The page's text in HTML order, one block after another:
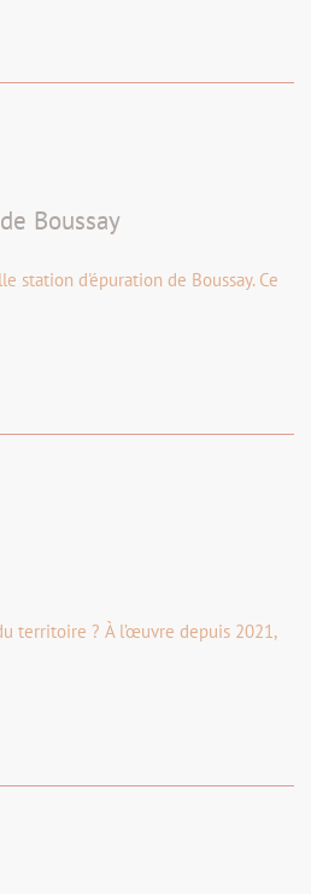
Boussay
station d'épuration de Boussay. Ce
territoire ? À l’œuvre depuis 2021,